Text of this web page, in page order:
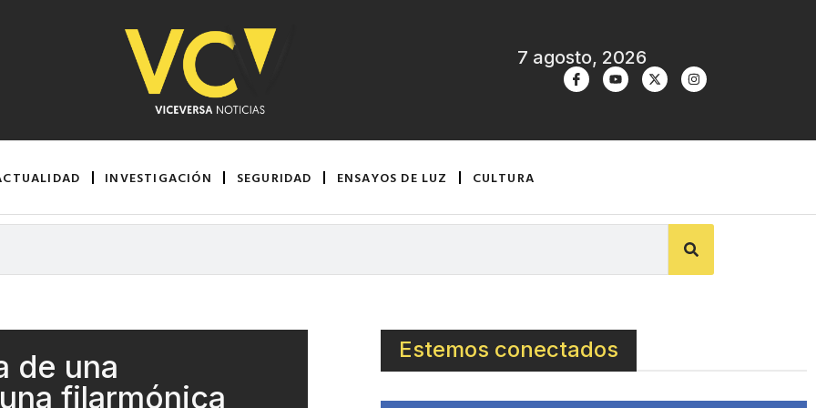
7 agosto, 2026
INVESTIGACIÓN SEGURIDAD ENSAYOS DE LUZ CULTURA
de una
filarmónica
Estemos conectados